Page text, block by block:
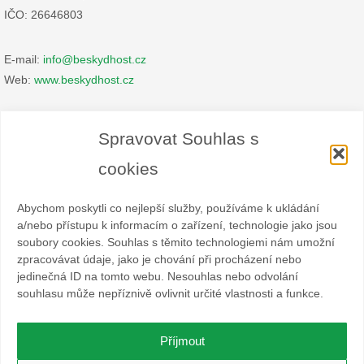
Spravovat Souhlas s
cookies
Abychom poskytli co nejlepší služby, používáme k ukládání
a/nebo přístupu k informacím o zařízení, technologie jako jsou
soubory cookies. Souhlas s těmito technologiemi nám umožní
zpracovávat údaje, jako je chování při procházení nebo
jedinečná ID na tomto webu. Nesouhlas nebo odvolání
souhlasu může nepříznivě ovlivnit určité vlastnosti a funkce.
Příjmout
IČO: 26646803
E-mail: info@beskydhost.cz
Web: www.beskydhost.cz
Spolek BESKYDHOST je dobrovolný svazek fyzických a
právnických osob podnikajících v hostinské živnosti
a příbuzných oborech v oblasti cestovního ruchu. Místem
nad Ostravicí.